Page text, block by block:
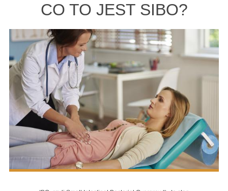
CO TO JEST SIBO?